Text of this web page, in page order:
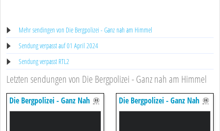
Mehr sendingen von Die Bergpolizei - Ganz nah am Himmel
Sendung verpasst auf 01 April 2024
Sendung verpasst RTL2
Letzten sendungen von Die Bergpolizei - Ganz nah am Himmel
Die Bergpolizei - Ganz Nah
Am Himmel
Die Bergpolizei - Ganz Nah
Am Himmel